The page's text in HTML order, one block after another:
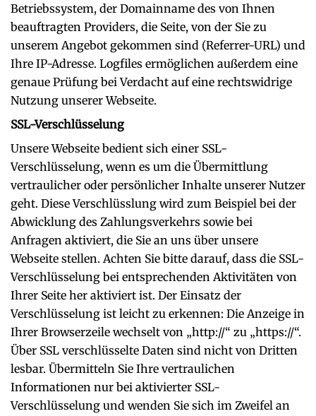
Betriebssystem, der Domainname des von Ihnen
beauftragten Providers, die Seite, von der Sie zu
unserem Angebot gekommen sind (Referrer-URL) und
Ihre IP-Adresse. Logfiles ermöglichen außerdem eine
genaue Prüfung bei Verdacht auf eine rechtswidrige
Nutzung unserer Webseite.
SSL-Verschlüsselung
Unsere Webseite bedient sich einer SSL-
Verschlüsselung, wenn es um die Übermittlung
vertraulicher oder persönlicher Inhalte unserer Nutzer
geht. Diese Verschlüsslung wird zum Beispiel bei der
Abwicklung des Zahlungsverkehrs sowie bei
Anfragen aktiviert, die Sie an uns über unsere
Webseite stellen. Achten Sie bitte darauf, dass die SSL-
Verschlüsselung bei entsprechenden Aktivitäten von
Ihrer Seite her aktiviert ist. Der Einsatz der
Verschlüsselung ist leicht zu erkennen: Die Anzeige in
Ihrer Browserzeile wechselt von „http://“ zu „https://“.
Über SSL verschlüsselte Daten sind nicht von Dritten
lesbar. Übermitteln Sie Ihre vertraulichen
Informationen nur bei aktivierter SSL-
Verschlüsselung und wenden Sie sich im Zweifel an